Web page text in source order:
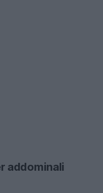
addominali